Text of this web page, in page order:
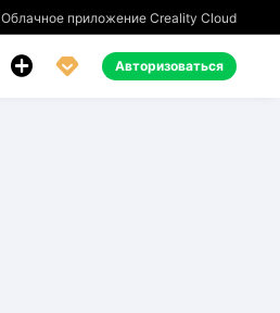
Облачное приложение Creality Cloud
  Авторизоваться